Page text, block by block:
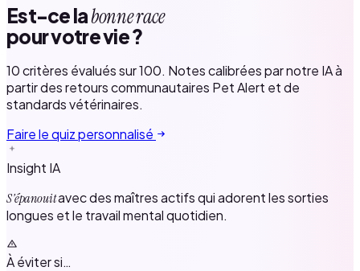
Est-ce labonne race
pour votre vie ?
10 critères évalués sur 100. Notes calibrées par notre IA à
partir des retours communautaires Pet Alert et de
standards vétérinaires.
Faire le quiz personnalisé
Insight IA
S'épanouitavec des maîtres actifs qui adorent les sorties
longues et le travail mental quotidien.
À éviter si…